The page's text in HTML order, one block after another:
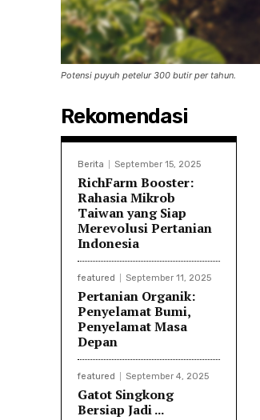
Potensi puyuh petelur 300 butir per tahun.
Rekomendasi
Berita September 15, 2025
RichFarm Booster:
Rahasia Mikrob
Taiwan yang Siap
Merevolusi Pertanian
Indonesia
featured September 11, 2025
Pertanian Organik:
Penyelamat Bumi,
Penyelamat Masa
Depan
featured September 4, 2025
Gatot Singkong
Bersiap Jadi ...